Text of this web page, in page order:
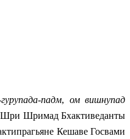
падм, ом вишнупад
Шри Шримад Бхактиведанты
Кешаве Госвами